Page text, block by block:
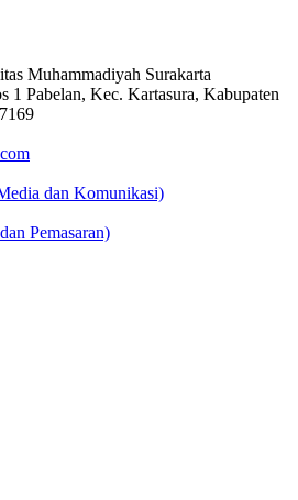
Muhammadiyah Surakarta
1 Pabelan, Kec. Kartasura, Kabupaten
dan Komunikasi)
Pemasaran)